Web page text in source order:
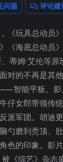
问题 评论建
《玩具总动员
《海底总动员
蒂姆·艾伦等
对的不再是其
智能平板。
仔女郎带领传
派军团。胡迪
磨到秃顶、
色的印象。影
《综艺》杂志